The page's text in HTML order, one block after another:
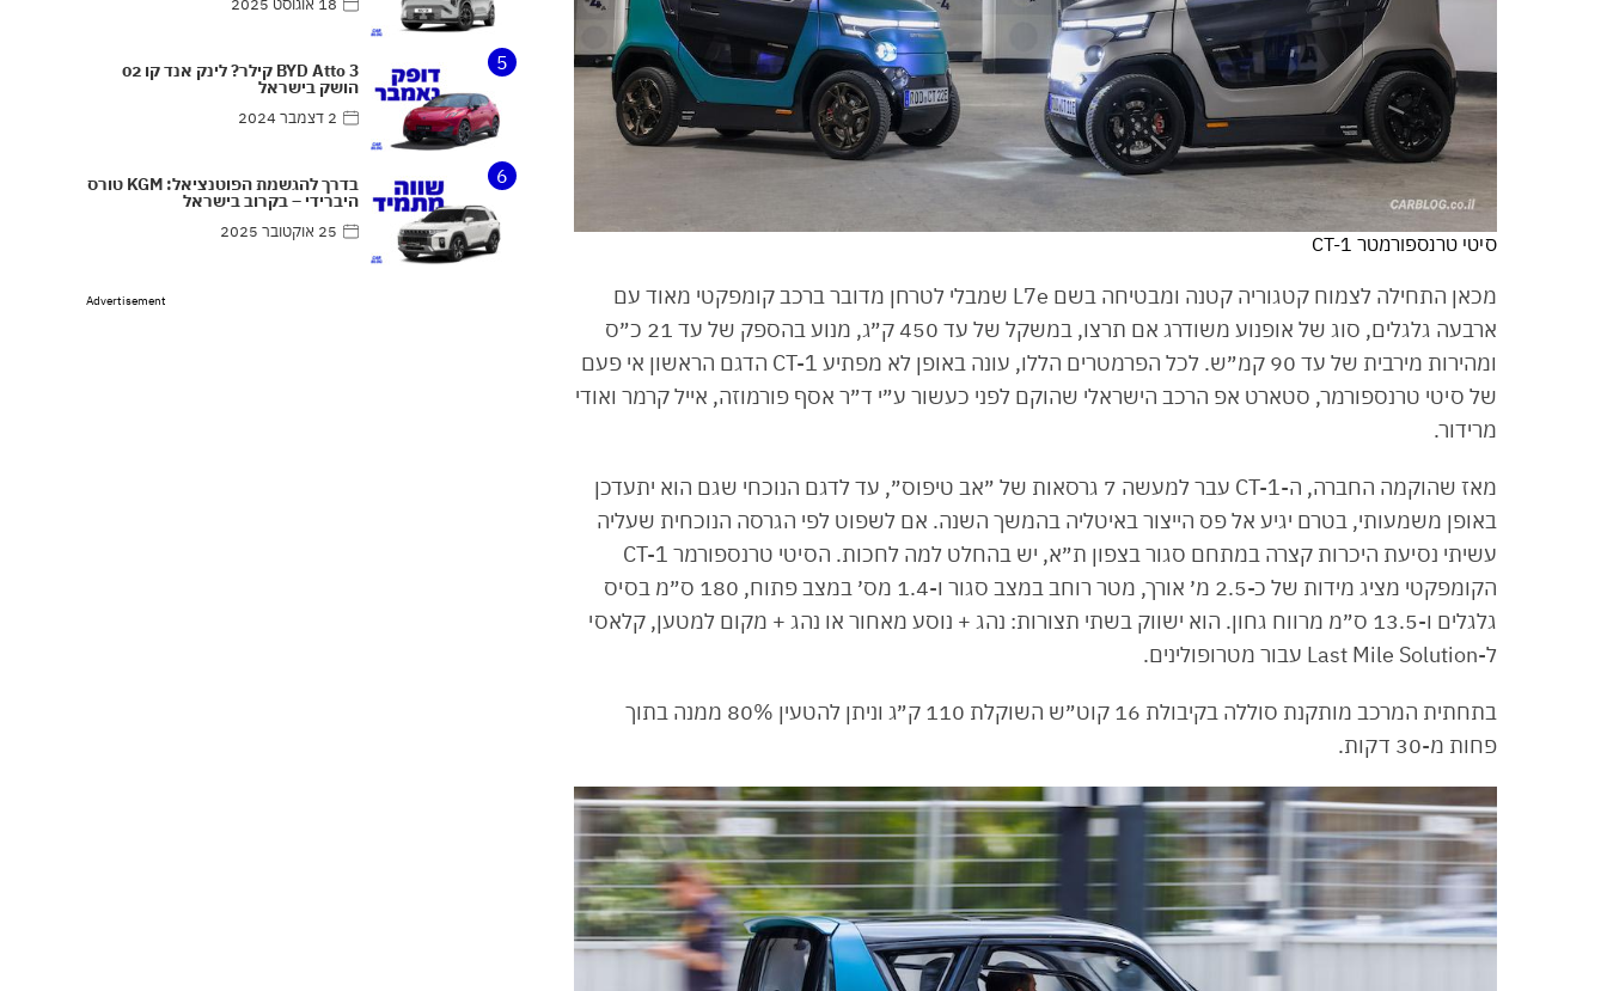
סיטי טרנספורמטר CT-1
מכאן התחילה לצמוח קטגוריה קטנה ומבטיחה בשם L7e שמבלי לטרחן מדובר ברכב קומפקטי מאוד עם
ארבעה גלגלים, סוג של אופנוע משודרג אם תרצו, במשקל של עד 450 ק״ג, מנוע בהספק של עד 21 כ״ס
ומהירות מירבית של עד 90 קמ״ש. לכל הפרמטרים הללו, עונה באופן לא מפתיע CT-1 הדגם הראשון אי פעם
של סיטי טרנספורמר, סטארט אפ הרכב הישראלי שהוקם לפני כעשור ע״י ד״ר אסף פורמוזה, אייל קרמר ואודי
מרידור.
מאז שהוקמה החברה, ה-CT-1 עבר למעשה 7 גרסאות של ״אב טיפוס״, עד לדגם הנוכחי שגם הוא יתעדכן
באופן משמעותי, בטרם יגיע אל פס הייצור באיטליה בהמשך השנה. אם לשפוט לפי הגרסה הנוכחית שעליה
עשיתי נסיעת היכרות קצרה במתחם סגור בצפון ת״א, יש בהחלט למה לחכות. הסיטי טרנספורמר CT-1
הקומפקטי מציג מידות של כ-2.5 מ׳ אורך, מטר רוחב במצב סגור ו-1.4 מס׳ במצב פתוח, 180 ס״מ בסיס
גלגלים ו-13.5 ס״מ מרווח גחון. הוא ישווק בשתי תצורות: נהג + נוסע מאחור או נהג + מקום למטען, קלאסי
ל-Last Mile Solution עבור מטרופולינים.
בתחתית המרכב מותקנת סוללה בקיבולת 16 קוט״ש השוקלת 110 ק״ג וניתן להטעין 80% ממנה בתוך
פחות מ-30 דקות.
18 אוגוסט 2025
5 BYD Atto 3 קילר? לינק אנד קו 02
הושק בישראל
2 דצמבר 2024
6 בדרך להגשמת הפוטנציאל: KGM טורס
היברידי – בקרוב בישראל
25 אוקטובר 2025
Advertisement